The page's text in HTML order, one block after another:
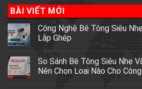
BÀI VIẾT MỚI
Công Nghệ Bê Tông Siêu
Lắp Ghép
So Sánh Bê Tông Siêu Nhẹ
Nên Chọn Loại Nào Cho